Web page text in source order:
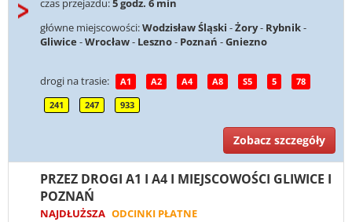
czas przejazdu:5 godz. 6 min
główne miejscowości:Wodzisław Śląski -Żory- Rybnik-
Gliwice -Wrocław- Leszno- Poznań -Gniezno
drogi na trasie: A1 A2 A4 A8 S5 5 78
241 247 933
Zobacz szczegóły
PRZEZ DROGI A1 I A4 I MIEJSCOWOŚCI GLIWICE I
POZNAŃ
NAJDŁUŻSZA ODCINKI PŁATNE